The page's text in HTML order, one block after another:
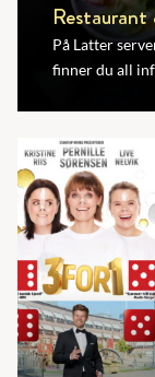
Restaurant
På Latter
finner du all